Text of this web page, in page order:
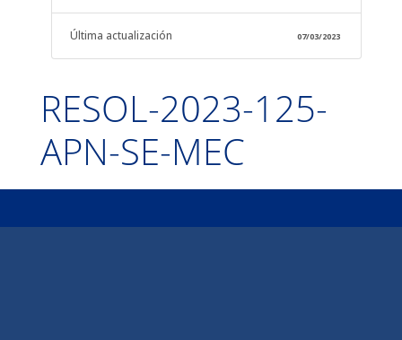
Última actualización 07/03/2023
RESOL-2023-125-
APN-SE-MEC